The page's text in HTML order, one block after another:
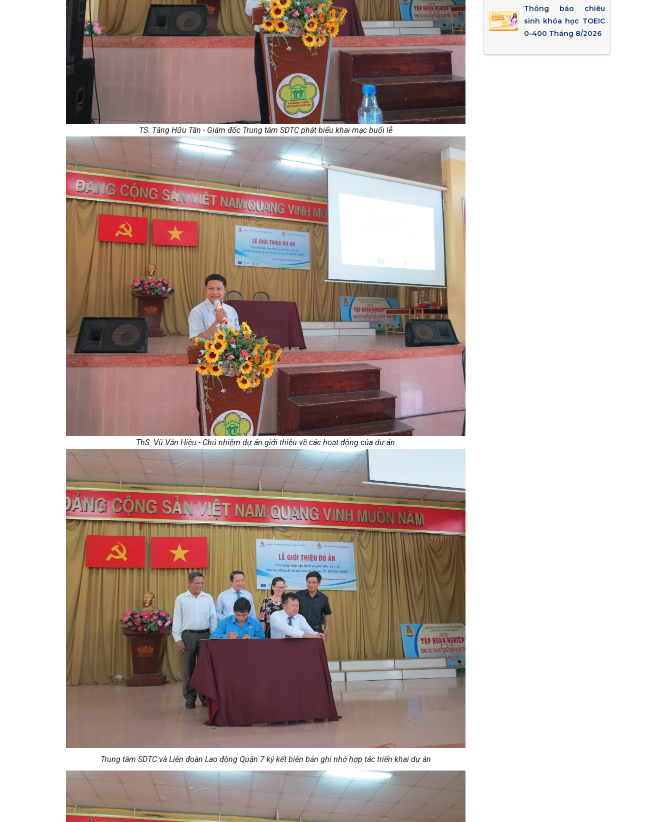
TS. Tăng Hữu Tân - Giám đốc Trung tâm SDTC phát biểu khai mạc buổi lễ
ThS. Vũ Văn Hiệu - Chủ nhiệm dự án giới thiệu về các hoạt động của dự án
Trung tâm SDTC và Liên đoàn Lao động Quận 7 ký kết biên bản ghi nhớ hợp tác triển khai dự án
Thông báo chiêu
sinh khóa học TOEIC
0-400 Tháng 8/2026